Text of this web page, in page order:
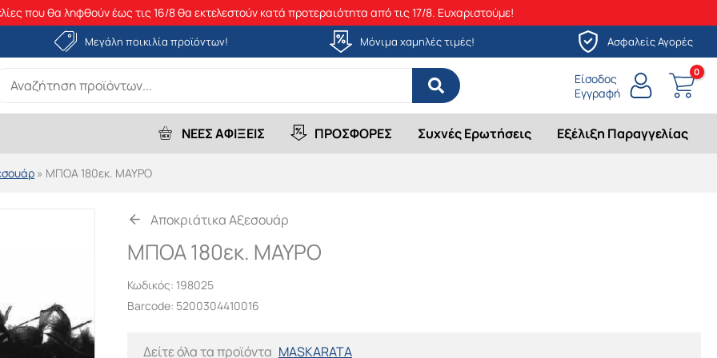
που θα ληφθούν έως τις 16/8 θα εκτελεστούν κατά προτεραιότητα από τις 17/8. Ευχαριστούμε!
Μεγάλη ποικιλία προϊόντων! Μόνιμα χαμηλές τιμές! Ασφαλείς Αγορές
Είσοδος
Εγγραφή
ΝΕΕΣ ΑΦΙΞΕΙΣ ΠΡΟΣΦΟΡΕΣ Συχνές Ερωτήσεις Εξέλιξη Παραγγελίας
» ΜΠΟΑ 180εκ. ΜΑΥΡΟ
Αποκριάτικα Αξεσουάρ
ΜΠΟΑ 180εκ. ΜΑΥΡΟ
Κωδικός: 198025
Barcode: 5200304410016
Δείτε όλα τα προϊόντα MASKARATA